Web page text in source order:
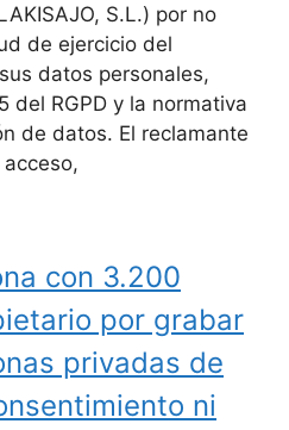
S.L.) por no
de ejercicio del
datos personales,
del RGPD y la normativa
de datos. El reclamante
con 3.200
por grabar
privadas de
ni